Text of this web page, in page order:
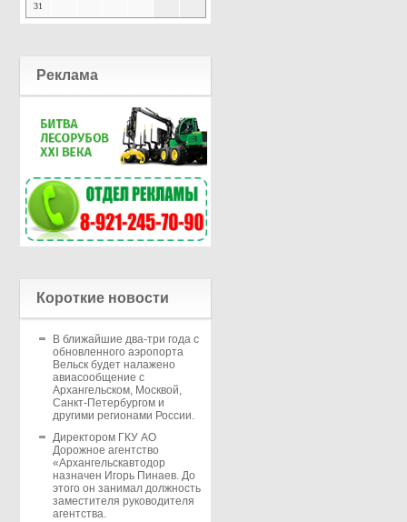
31
Реклама
Короткие новости
В ближайшие два-три года с
обновленного аэропорта
Вельск будет налажено
авиасообщение с
Архангельском, Москвой,
Санкт-Петербургом и
другими регионами России.
Директором ГКУ АО
Дорожное агентство
«Архангельскавтодор
назначен Игорь Пинаев. До
этого он занимал должность
заместителя руководителя
агентства.